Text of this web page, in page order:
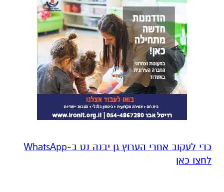
‏כדי לעקוב אחרי הערוץ גן יבנה נט ב-WhatsApp
לחצו כאן